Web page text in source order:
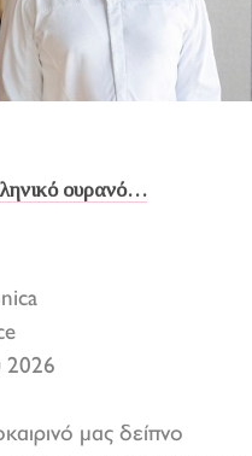
ουρανό…
2026
μας δείπνο